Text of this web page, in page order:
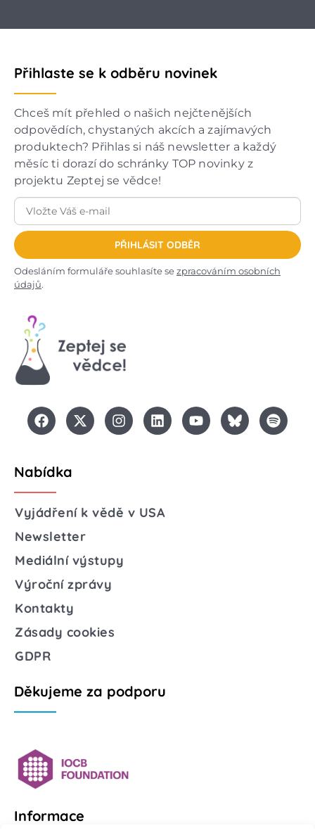
Přihlaste se k odběru novinek
Chceš mít přehled o našich nejčtenějších
odpovědích, chystaných akcích a zajímavých
produktech? Přihlas si náš newsletter a každý
měsíc ti dorazí do schránky TOP novinky z
projektu Zeptej se vědce!
PŘIHLÁSIT ODBĚR
Odesláním formuláře souhlasíte sezpracováním osobních
údajů.
Nabídka
Vyjádření k vědě v USA
Newsletter
Mediální výstupy
Výroční zprávy
Kontakty
Zásady cookies
GDPR
Děkujeme za podporu
Informace